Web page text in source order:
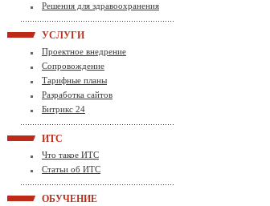
Решения для здравоохранения
УСЛУГИ
Проектное внедрение
Сопровождение
Тарифные планы
Разработка сайтов
Битрикс 24
ИТС
Что такое ИТС
Статьи об ИТС
ОБУЧЕНИЕ